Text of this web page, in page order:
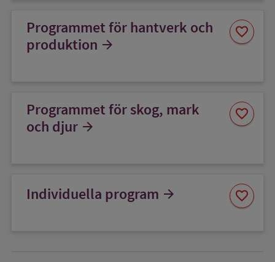
Programmet för hantverk och
produktion arrow_forward
favorite
Spara
som
Programmet för skog, mark
och djur arrow_forward
favorite
Spara
som
Individuella program arrow_forward favorite
Spara
som